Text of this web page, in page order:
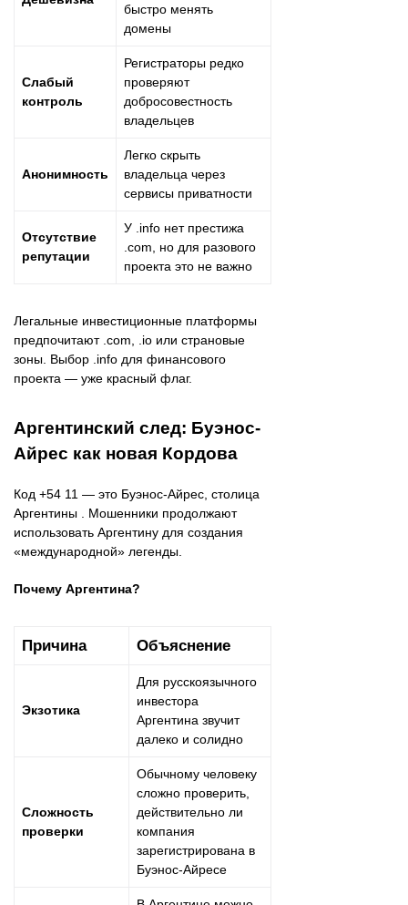
быстро менять
домены
Слабый
контроль
Регистраторы редко
проверяют
добросовестность
владельцев
Анонимность
Легко скрыть
владельца через
сервисы приватности
Отсутствие
репутации
У .info нет престижа
.com, но для разового
проекта это не важно
Легальные инвестиционные платформы
предпочитают .com, .io или страновые
зоны. Выбор .info для финансового
проекта — уже красный флаг.
Аргентинский след: Буэнос-
Айрес как новая Кордова
Код +54 11 — это Буэнос-Айрес, столица
Аргентины . Мошенники продолжают
использовать Аргентину для создания
«международной» легенды.
Почему Аргентина?
Причина Объяснение
Экзотика
Для русскоязычного
инвестора
Аргентина звучит
далеко и солидно
Сложность
проверки
Обычному человеку
сложно проверить,
действительно ли
компания
зарегистрирована в
Буэнос-Айресе